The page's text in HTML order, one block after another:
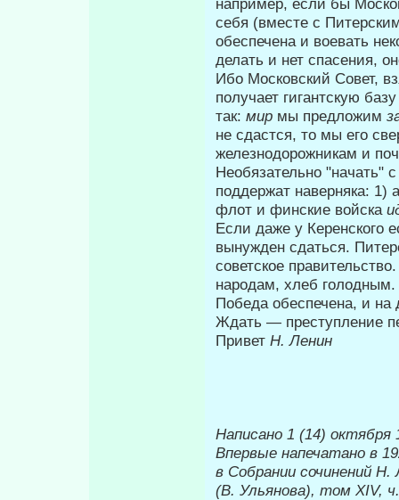
себя (вместе с
обеспечена и воевать
делать и нет спасения,
Ибо Московский Совет,
получает ги­гантскую
так: мир мы предло­жим
не сдастся, то мы его
железнодорожникам и
Необязательно "начать"
поддержат наверняка: 1)
флот и финские вой­ска
Если даже у Керенского
вы­нужден сдаться.
советское
народам, хлеб голод­ным.
Победа обеспечена, и на
Ждать — преступление
Привет Н. Ленин
Написано 1 (14) октября
Впервые напечатано в
в Собрании сочинений Н.
(В. Ульянова), том XIV,